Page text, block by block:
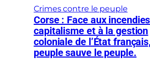
Crimes contre le peuple
Corse : Face aux
capitalisme et à la gestion
coloniale de l’État
peuple sauve le peuple.